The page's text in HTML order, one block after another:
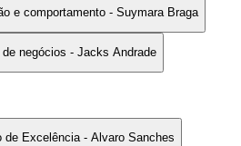
e comportamento - Suymara Braga
de negócios - Jacks Andrade
de Excelência - Alvaro Sanches